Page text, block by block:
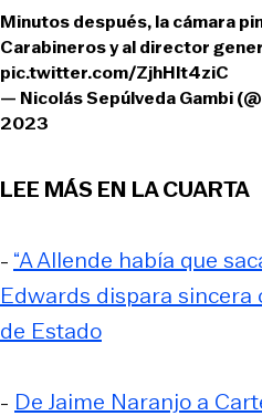
Minutos después, la cámara
Carabineros y al director
pic.twitter.com/ZjhHlt4ziC
— Nicolás Sepúlveda Gambi
2023
LEE MÁS EN LA CUARTA
- “A Allende había que
Edwards dispara sincera
de Estado
- De Jaime Naranjo a